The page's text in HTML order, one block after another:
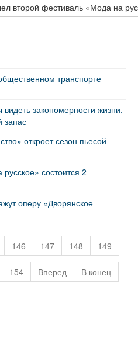
второй фестиваль «Мода на
транспорте
закономерности жизни,
запас
откроет сезон пьесой
состоится 2
оперу «Дворянское
146 147 148 149
154 Вперед В конец